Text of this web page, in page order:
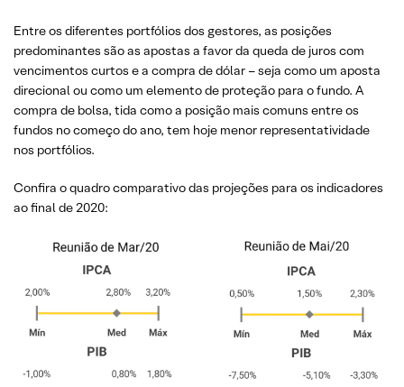
Entre os diferentes portfólios dos gestores, as posições
predominantes são as apostas a favor da queda de juros com
vencimentos curtos e a compra de dólar – seja como um aposta
direcional ou como um elemento de proteção para o fundo. A
compra de bolsa, tida como a posição mais comuns entre os
fundos no começo do ano, tem hoje menor representatividade
nos portfólios.
Confira o quadro comparativo das projeções para os indicadores
ao final de 2020: